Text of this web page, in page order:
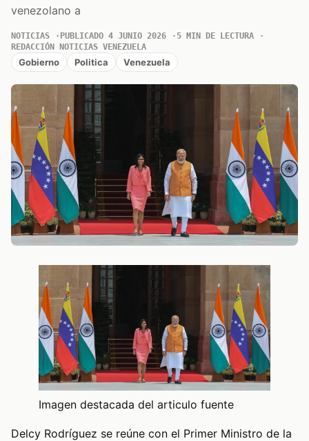
venezolano a
NOTICIAS PUBLICADO 4 JUNIO 2026
5 MIN DE LECTURA
REDACCIÓN NOTICIAS VENEZUELA
Gobierno Politica Venezuela
Imagen destacada del articulo fuente
Delcy Rodríguez se reúne con el Primer Ministro de la